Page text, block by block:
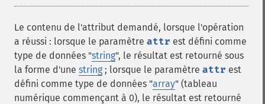
Le contenu de l'attribut demandé, lorsque l'opération
a réussi : lorsque le paramètre attr est défini comme
type de données "string", le résultat est retourné sous
la forme d'une string ; lorsque le paramètre attr est
défini comme type de données "array" (tableau
numérique commençant à 0), le résultat est retourné